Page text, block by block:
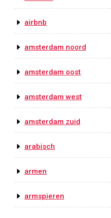
airbnb
amsterdam noord
amsterdam oost
amsterdam west
amsterdam zuid
arabisch
armen
armspieren